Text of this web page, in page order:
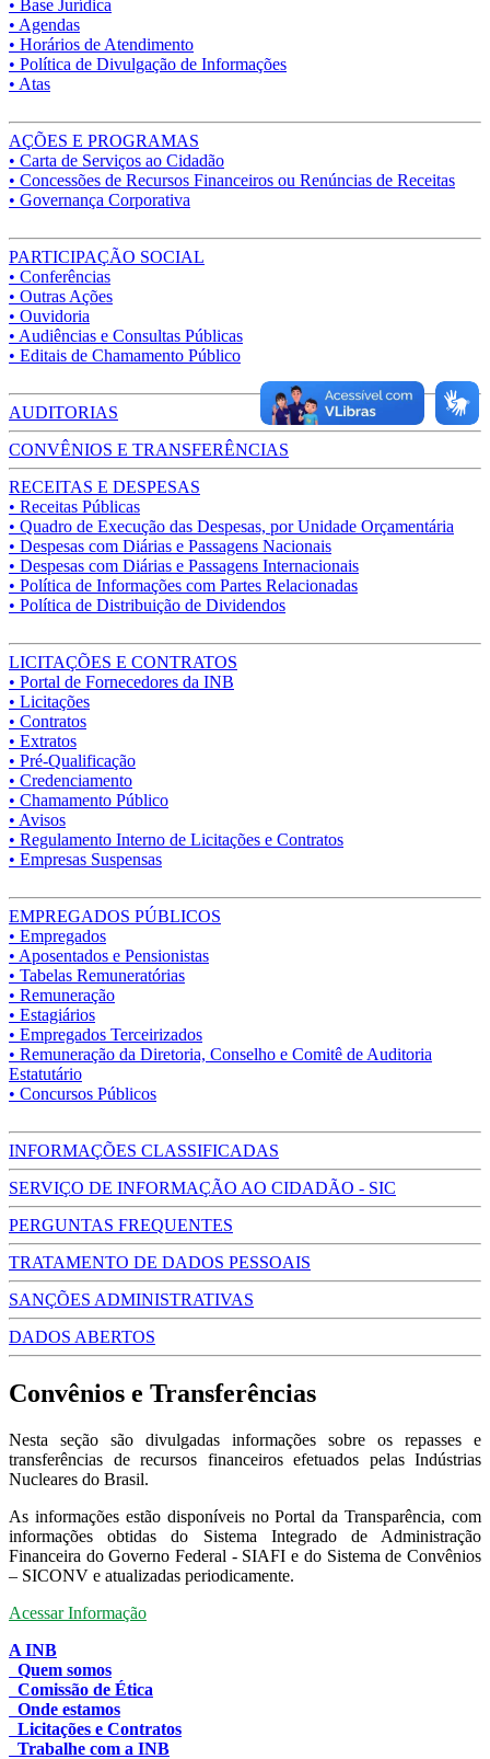
• Base Jurídica
• Agendas
• Horários de Atendimento
• Política de Divulgação de Informações
• Atas
AÇÕES E PROGRAMAS
• Carta de Serviços ao Cidadão
• Concessões de Recursos Financeiros ou Renúncias de Receitas
• Governança Corporativa
PARTICIPAÇÃO SOCIAL
• Conferências
• Outras Ações
• Ouvidoria
• Audiências e Consultas Públicas
• Editais de Chamamento Público
AUDITORIAS
CONVÊNIOS E TRANSFERÊNCIAS
RECEITAS E DESPESAS
• Receitas Públicas
• Quadro de Execução das Despesas, por Unidade Orçamentária
• Despesas com Diárias e Passagens Nacionais
• Despesas com Diárias e Passagens Internacionais
• Política de Informações com Partes Relacionadas
• Política de Distribuição de Dividendos
LICITAÇÕES E CONTRATOS
• Portal de Fornecedores da INB
• Licitações
• Contratos
• Extratos
• Pré-Qualificação
• Credenciamento
• Chamamento Público
• Avisos
• Regulamento Interno de Licitações e Contratos
• Empresas Suspensas
EMPREGADOS PÚBLICOS
• Empregados
• Aposentados e Pensionistas
• Tabelas Remuneratórias
• Remuneração
• Estagiários
• Empregados Terceirizados
• Remuneração da Diretoria, Conselho e Comitê de Auditoria
Estatutário
• Concursos Públicos
INFORMAÇÕES CLASSIFICADAS
SERVIÇO DE INFORMAÇÃO AO CIDADÃO - SIC
PERGUNTAS FREQUENTES
TRATAMENTO DE DADOS PESSOAIS
SANÇÕES ADMINISTRATIVAS
DADOS ABERTOS
Convênios e Transferências
Nesta seção são divulgadas informações sobre os repasses e
transferências de recursos financeiros efetuados pelas Indústrias
Nucleares do Brasil.
As informações estão disponíveis no Portal da Transparência, com
informações obtidas do Sistema Integrado de Administração
Financeira do Governo Federal - SIAFI e do Sistema de Convênios
– SICONV e atualizadas periodicamente.
Acessar Informação
A INB
Quem somos
Comissão de Ética
Onde estamos
Licitações e Contratos
Trabalhe com a INB